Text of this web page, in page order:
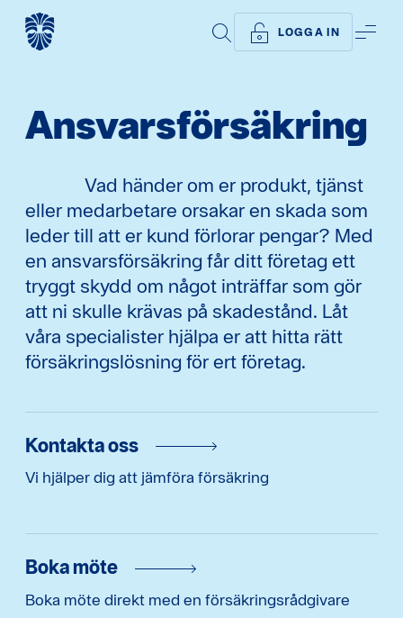
SÖK LOGGA IN
Ansvars­försäkring
Vad händer om er produkt, tjänst
eller medarbetare orsakar en skada som
leder till att er kund förlorar pengar? Med
en ansvarsförsäkring får ditt företag ett
tryggt skydd om något inträffar som gör
att ni skulle krävas på skadestånd. Låt
våra specialister hjälpa er att hitta rätt
försäkringslösning för ert företag.
Kontakta oss
Vi hjälper dig att jämföra försäkring
Boka möte
Boka möte direkt med en försäkringsrådgivare